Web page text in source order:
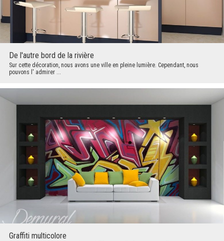
De l'autre bord de la rivière
Sur cette décoration, nous avons une ville en pleine lumière. Cependant, nous
pouvons l' admirer ...
Graffiti multicolore